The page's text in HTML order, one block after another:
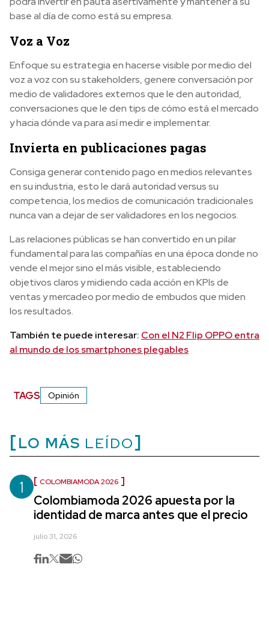
base al día de como está su empresa.
Voz a Voz
Enfoque su estrategia en hacerse visible por medio del
voz a voz con su stakeholders, genere conversación por
medio de validadores externos que le den autoridad,
conversaciones que le den tips de cómo está el mercado
y hacia dónde va para así medir e implementar.
Invierta en publicaciones pagas
Consiga generar contenido pago en medios relevantes
en su industria, esto le dará autoridad versus su
competencia, los medios de comunicación tradicionales
nunca van a dejar de ser validadores en los negocios.
Las relaciones públicas se han convertido en un pilar
fundamental para las compañías en una época donde no
vende el mejor sino el más visible, estableciendo
objetivos claros y midiendo cada acción en KPIs de
ventas y mercadeo por medio de embudos que miden
los resultados.
También te puede interesar: Con el N2 Flip OPPO entra
al mundo de los smartphones plegables
TAGS Opinión
LO MÁS LEÍDO
1 COLOMBIAMODA 2026
Colombiamoda 2026 apuesta por la
identidad de marca antes que el precio
julio 31, 2026